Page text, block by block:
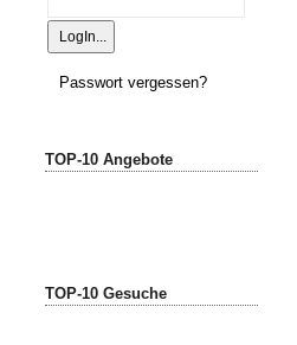
Passwort vergessen?
TOP-10 Angebote
TOP-10 Gesuche